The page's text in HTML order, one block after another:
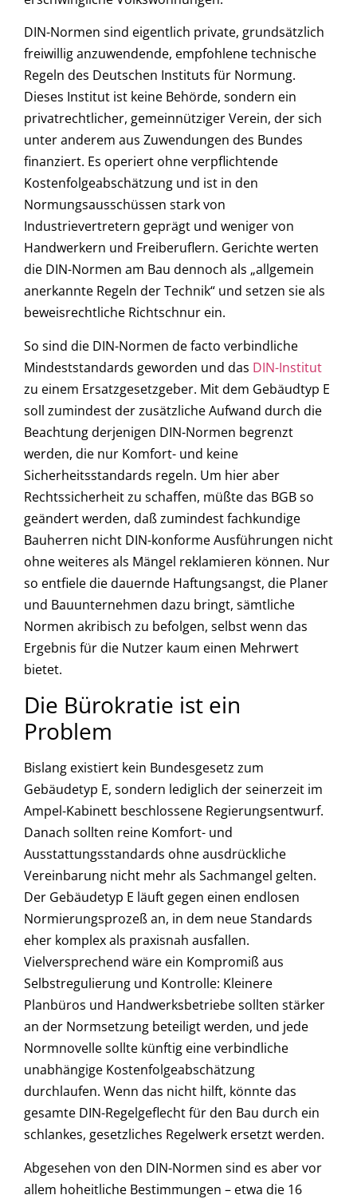
DIN-Normen sind eigentlich private, grundsätzlich
freiwillig anzuwendende, empfohlene technische
Regeln des Deutschen Instituts für Normung.
Dieses Institut ist keine Behörde, sondern ein
privatrechtlicher, gemeinnütziger Verein, der sich
unter anderem aus Zuwendungen des Bundes
finanziert. Es operiert ohne verpflichtende
Kostenfolgeabschätzung und ist in den
Normungsausschüssen stark von
Industrievertretern geprägt und weniger von
Handwerkern und Freiberuflern. Gerichte werten
die DIN-Normen am Bau dennoch als „allgemein
anerkannte Regeln der Technik“ und setzen sie als
beweisrechtliche Richtschnur ein.
So sind die DIN-Normen de facto verbindliche
Mindeststandards geworden und das DIN-Institut
zu einem Ersatzgesetzgeber. Mit dem Gebäudtyp E
soll zumindest der zusätzliche Aufwand durch die
Beachtung derjenigen DIN-Normen begrenzt
werden, die nur Komfort- und keine
Sicherheitsstandards regeln. Um hier aber
Rechtssicherheit zu schaffen, müßte das BGB so
geändert werden, daß zumindest fachkundige
Bauherren nicht DIN-konforme Ausführungen nicht
ohne weiteres als Mängel reklamieren können. Nur
so entfiele die dauernde Haftungsangst, die Planer
und Bauunternehmen dazu bringt, sämtliche
Normen akribisch zu befolgen, selbst wenn das
Ergebnis für die Nutzer kaum einen Mehrwert
bietet.
Die Bürokratie ist ein
Problem
Bislang existiert kein Bundesgesetz zum
Gebäudetyp E, sondern lediglich der seinerzeit im
Ampel-Kabinett beschlossene Regierungsentwurf.
Danach sollten reine Komfort- und
Ausstattungsstandards ohne ausdrückliche
Vereinbarung nicht mehr als Sachmangel gelten.
Der Gebäudetyp E läuft gegen einen endlosen
Normierungsprozeß an, in dem neue Standards
eher komplex als praxisnah ausfallen.
Vielversprechend wäre ein Kompromiß aus
Selbstregulierung und Kontrolle: Kleinere
Planbüros und Handwerksbetriebe sollten stärker
an der Normsetzung beteiligt werden, und jede
Normnovelle sollte künftig eine verbindliche
unabhängige Kostenfolgeabschätzung
durchlaufen. Wenn das nicht hilft, könnte das
gesamte DIN-Regelgeflecht für den Bau durch ein
schlankes, gesetzliches Regelwerk ersetzt werden.
Abgesehen von den DIN-Normen sind es aber vor
allem hoheitliche Bestimmungen – etwa die 16